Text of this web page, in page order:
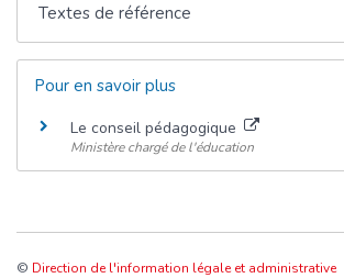
Textes de référence
Pour en savoir plus
Le conseil pédagogique
Ministère chargé de l'éducation
© Direction de l'information légale et administrative